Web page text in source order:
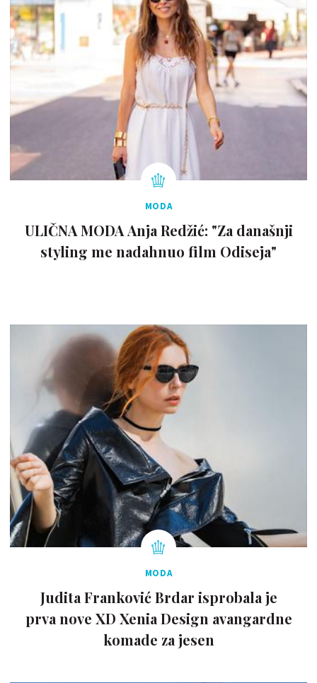
MODA
ULIČNA MODA Anja Redžić: "Za današnji
styling me nadahnuo film Odiseja"
MODA
Judita Franković Brdar isprobala je
prva nove XD Xenia Design avangardne
komade za jesen